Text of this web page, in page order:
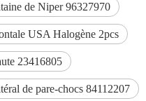
de Niper 96327970
USA Halogène 2pcs
23416805
de pare-chocs 84112207